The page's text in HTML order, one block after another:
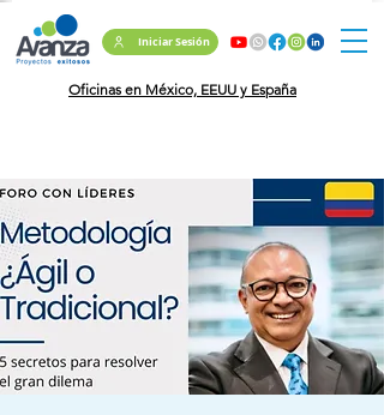
Iniciar Sesión
Oficinas en México, EEUU y España